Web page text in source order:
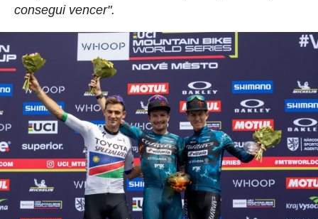
consegui vencer".